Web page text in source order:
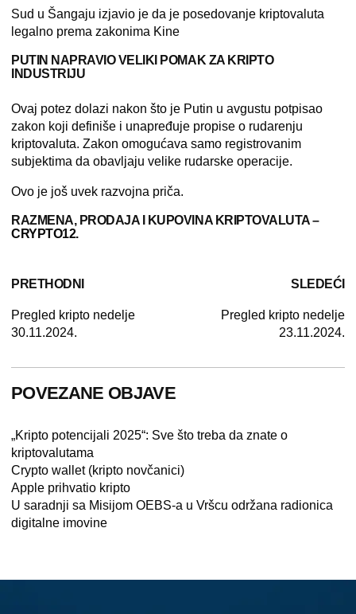
Sud u Šangaju izjavio je da je posedovanje kriptovaluta
legalno prema zakonima Kine
PUTIN NAPRAVIO VELIKI POMAK ZA KRIPTO
INDUSTRIJU
Ovaj potez dolazi nakon što je Putin u avgustu potpisao
zakon koji definiše i unapređuje propise o rudarenju
kriptovaluta. Zakon omogućava samo registrovanim
subjektima da obavljaju velike rudarske operacije.
Ovo je još uvek razvojna priča.
RAZMENA, PRODAJA I KUPOVINA KRIPTOVALUTA –
CRYPTO12.
PRETHODNI
Pregled kripto nedelje
30.11.2024.
SLEDEĆI
Pregled kripto nedelje
23.11.2024.
POVEZANE OBJAVE
„Kripto potencijali 2025“: Sve što treba da znate o
kriptovalutama
Crypto wallet (kripto novčanici)
Apple prihvatio kripto
U saradnji sa Misijom OEBS-a u Vršcu održana radionica
digitalne imovine